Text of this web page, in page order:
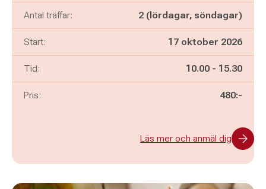
Antal träffar: 2 (lördagar, söndagar)
Start: 17 oktober 2026
Tid: Pågår mellan
10.00 - och
15.30
Pris: 480:-
Läs mer och anmäl dig